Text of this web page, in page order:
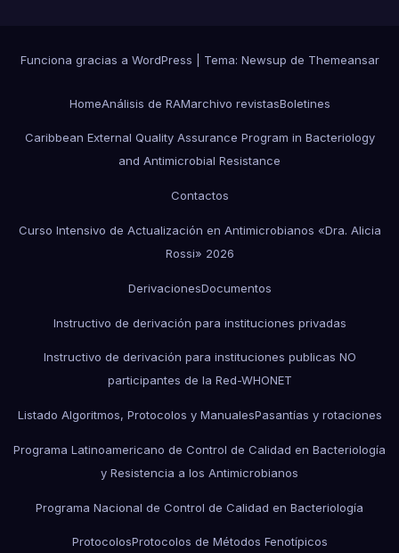
Funciona gracias a WordPress Tema: Newsup de Themeansar
HomeAnálisis de RAMarchivo revistasBoletines
Caribbean External Quality Assurance Program in Bacteriology
and Antimicrobial Resistance
Contactos
Curso Intensivo de Actualización en Antimicrobianos «Dra. Alicia
Rossi» 2026
DerivacionesDocumentos
Instructivo de derivación para instituciones privadas
Instructivo de derivación para instituciones publicas NO
participantes de la Red-WHONET
Listado Algoritmos, Protocolos y ManualesPasantías y rotaciones
Programa Latinoamericano de Control de Calidad en Bacteriología
y Resistencia a los Antimicrobianos
Programa Nacional de Control de Calidad en Bacteriología
ProtocolosProtocolos de Métodos Fenotípicos